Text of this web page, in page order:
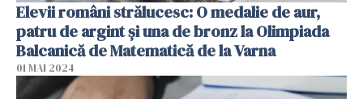
Elevii români strălucesc: O medalie de aur,
patru de argint şi una de bronz la Olimpiada
Balcanică de Matematică de la Varna
01 MAI 2024